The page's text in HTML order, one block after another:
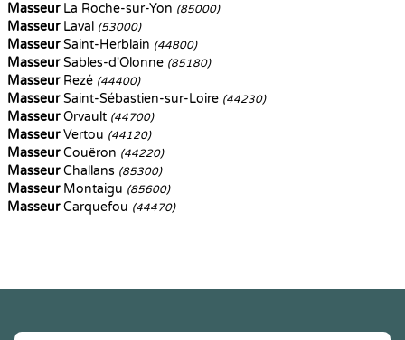
MasseurLa Roche-sur-Yon (85000)
MasseurLaval (53000)
MasseurSaint-Herblain (44800)
MasseurSables-d'Olonne (85180)
MasseurRezé (44400)
MasseurSaint-Sébastien-sur-Loire (44230)
MasseurOrvault (44700)
MasseurVertou (44120)
MasseurCouëron (44220)
MasseurChallans (85300)
MasseurMontaigu (85600)
MasseurCarquefou (44470)